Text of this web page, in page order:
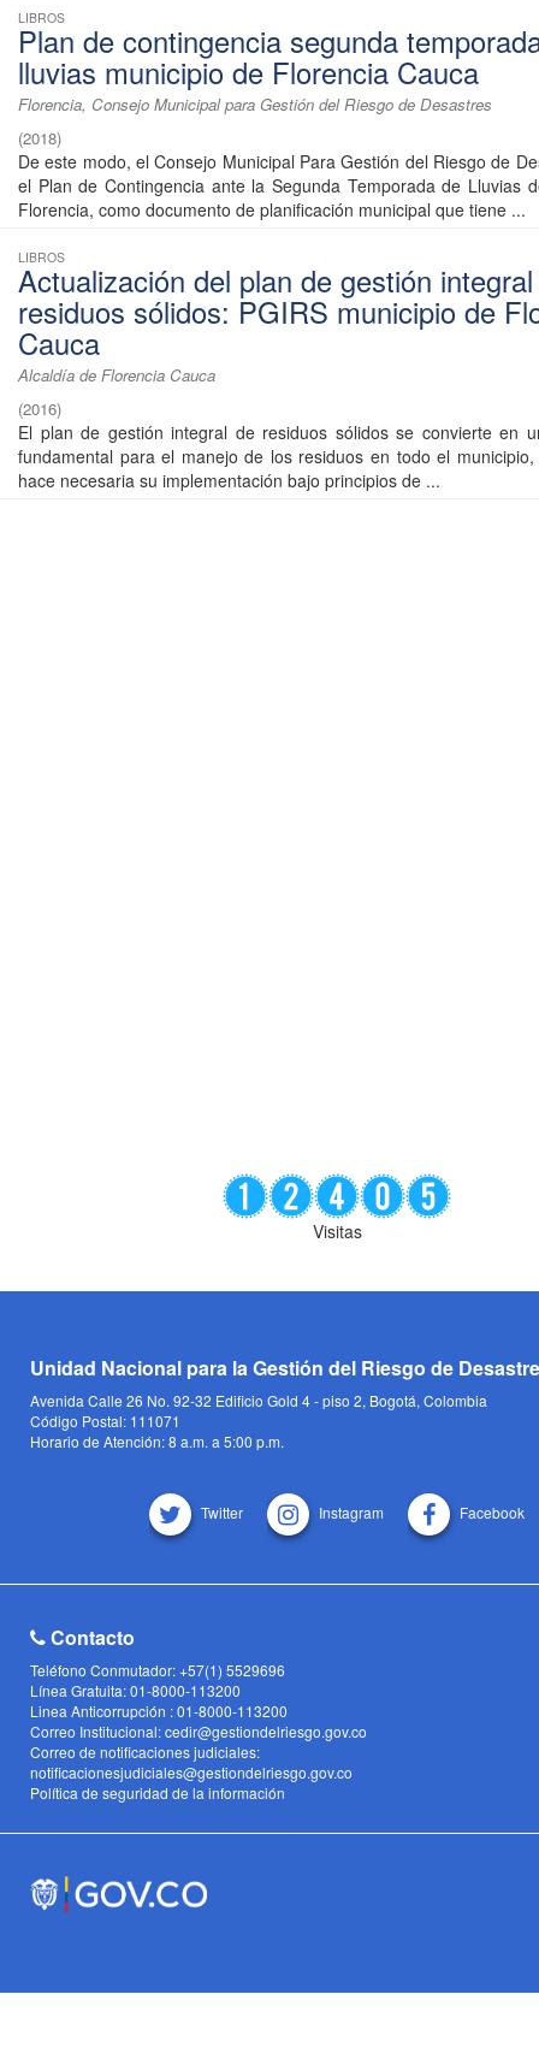
LIBROS
Plan de contingencia segunda
lluvias municipio de Florencia Cauca
Florencia, Consejo Municipal para Gestión del Riesgo de Desastres
(2018)
De este modo, el Consejo Municipal Para Gestión del Riesgo de
el Plan de Contingencia ante la Segunda Temporada de Lluvias
Florencia, como documento de planificación municipal que tiene ...
LIBROS
Actualización del plan de gestión
residuos sólidos: PGIRS municipio de
Cauca
Alcaldía de Florencia Cauca
(2016)
El plan de gestión integral de residuos sólidos se convierte en
fundamental para el manejo de los residuos en todo el
hace necesaria su implementación bajo principios de ...
Visitas
Unidad Nacional para la Gestión del Riesgo de
Avenida Calle 26 No. 92-32 Edificio Gold 4 - piso 2, Bogotá, Colombia
Código Postal: 111071
Horario de Atención: 8 a.m. a 5:00 p.m.
Twitter Instagram Facebook
Contacto
Teléfono Conmutador: +57(1) 5529696
Línea Gratuita: 01-8000-113200
Linea Anticorrupción : 01-8000-113200
Correo Institucional: cedir@gestiondelriesgo.gov.co
Correo de notificaciones judiciales:
notificacionesjudiciales@gestiondelriesgo.gov.co
Política de seguridad de la información